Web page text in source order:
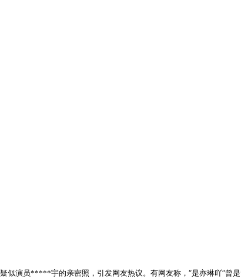
似演员*****宇的亲密照，引发网友热议。 有网友称，“是亦琳吖”曾